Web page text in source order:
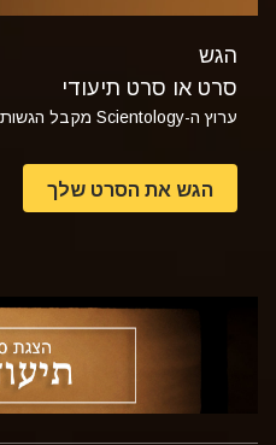
הגש
סרט או סרט תיעודי
ערוץ ה-Scientology מקבל הגשות של סרטים וסרטים תיעודיים.
הגש את הסרט שלך